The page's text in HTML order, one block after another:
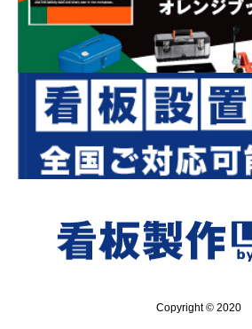
Copyright © 2020